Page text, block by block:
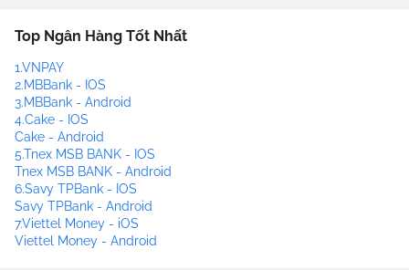
Top Ngân Hàng Tốt Nhất
1.VNPAY
2.MBBank - IOS
3.MBBank - Android
4.Cake - IOS
Cake - Android
5.Tnex MSB BANK - IOS
Tnex MSB BANK - Android
6.Savy TPBank - IOS
Savy TPBank - Android
7.Viettel Money - iOS
Viettel Money - Android